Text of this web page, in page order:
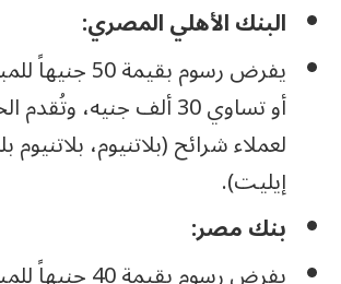
البنك الأهلي المصري:
يفرض رسوم بقيمة
أو تساوي 30 ألف جنيه،
لعملاء شرائح (بلاتنيوم، بلاتنيوم
إيليت).
بنك مصر: